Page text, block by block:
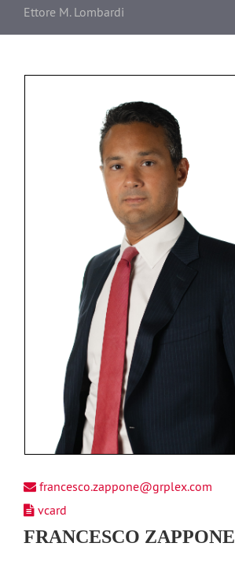
Ettore M. Lombardi
francesco.zappone@grplex.com
vcard
FRANCESCO ZAPPONE